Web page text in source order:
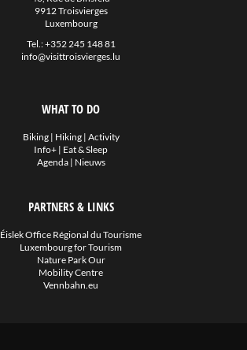
9912 Troisvierges
Luxembourg
Tel.:+352 245 148 81
info@visittroisvierges.lu
WHAT TO DO
Biking| Hiking| Activity
Info+ | Eat & Sleep
Agenda| Nieuws
PARTNERS & LINKS
Éislek Office Régional du Tourisme
Luxembourg for Tourism
Nature Park Our
Mobility Centre
Vennbahn.eu